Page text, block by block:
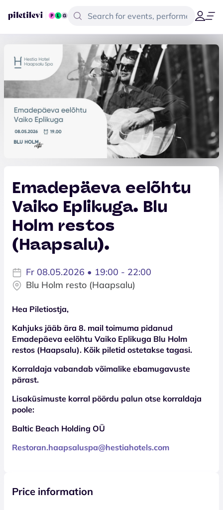
Emadepäeva eelõhtu
Vaiko Eplikuga. Blu
Holm restos
(Haapsalu).
Fr 08.05.2026 • 19:00 - 22:00
Blu Holm resto (Haapsalu)
Hea Piletiostja,
Kahjuks jääb ära 8. mail toimuma pidanud
Emadepäeva eelõhtu Vaiko Eplikuga Blu Holm
restos (Haapsalu). Kõik piletid ostetakse tagasi.
Korraldaja vabandab võimalike ebamugavuste
pärast.
Lisaküsimuste korral pöördu palun otse korraldaja
poole:
Baltic Beach Holding OÜ
Restoran.haapsaluspa@hestiahotels.com
Price information